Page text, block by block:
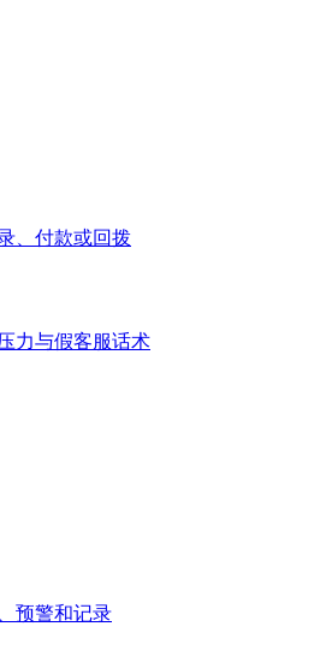
、付款或回拨
力与假客服话术
预警和记录